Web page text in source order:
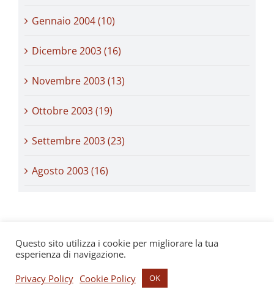
Gennaio 2004 (10)
Dicembre 2003 (16)
Novembre 2003 (13)
Ottobre 2003 (19)
Settembre 2003 (23)
Agosto 2003 (16)
Questo sito utilizza i cookie per migliorare la tua
esperienza di navigazione.
Privacy Policy Cookie Policy OK